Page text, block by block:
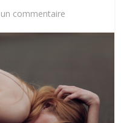
commentaire